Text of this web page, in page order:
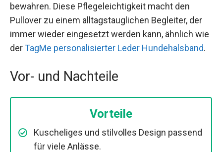
bewahren. Diese Pflegeleichtigkeit macht den
Pullover zu einem alltagstauglichen Begleiter, der
immer wieder eingesetzt werden kann, ähnlich wie
derTagMe personalisierter Leder Hundehalsband.
Vor- und Nachteile
Vorteile
Kuscheliges und stilvolles Design passend
für viele Anlässe.